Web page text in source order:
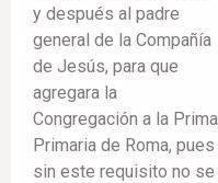
y después al padre
general de la Compañía
de Jesús, para que
agregara la
Congregación a la Prima
Primaria de Roma, pues
sin este requisito no se